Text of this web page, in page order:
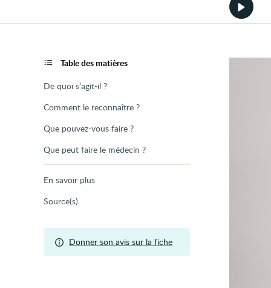
la
version
page
Table des matières
De quoi s’agit-il ?
Comment le reconnaître ?
Que pouvez-vous faire ?
Que peut faire le médecin ?
En savoir plus
Source(s)
Donner son avis sur la fiche